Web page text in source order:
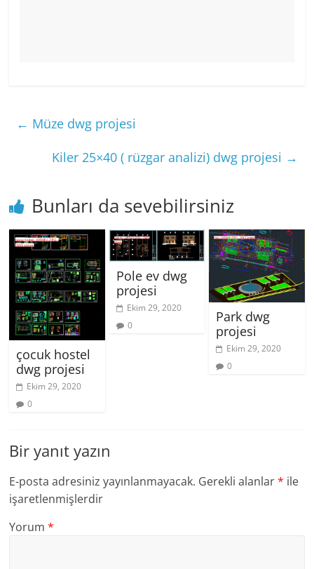
← Müze dwg projesi
Kiler 25×40 ( rüzgar analizi) dwg projesi →
Bunları da sevebilirsiniz
çocuk hostel
dwg projesi
Ekim 29, 2020
0
Pole ev dwg
projesi
Ekim 29, 2020
0
Park dwg
projesi
Ekim 29, 2020
0
Bir yanıt yazın
E-posta adresiniz yayınlanmayacak. Gerekli alanlar* ile
işaretlenmişlerdir
Yorum*